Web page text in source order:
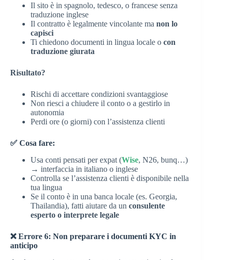
Il sito è in spagnolo, tedesco, o francese senza
traduzione inglese
Il contratto è legalmente vincolante ma non lo
capisci
Ti chiedono documenti in lingua locale o con
traduzione giurata
Risultato?
Rischi di accettare condizioni svantaggiose
Non riesci a chiudere il conto o a gestirlo in
autonomia
Perdi ore (o giorni) con l’assistenza clienti
✅ Cosa fare:
Usa conti pensati per expat (Wise, N26, bunq…)
→ interfaccia in italiano o inglese
Controlla se l’assistenza clienti è disponibile nella
tua lingua
Se il conto è in una banca locale (es. Georgia,
Thailandia), fatti aiutare da un consulente
esperto o interprete legale
❌ Errore 6: Non preparare i documenti KYC in
anticipo